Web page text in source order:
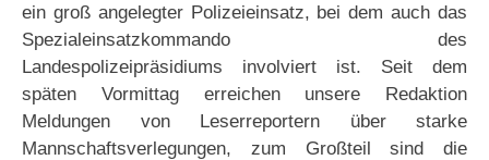
ein groß angelegter Polizeieinsatz, bei dem auch das
Spezialeinsatzkommando des
Landespolizeipräsidiums involviert ist. Seit dem
späten Vormittag erreichen unsere Redaktion
Meldungen von Leserreportern über starke
Mannschaftsverlegungen, zum Großteil sind die